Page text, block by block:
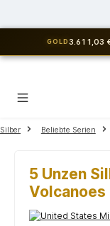
GOLD 3.611,03
Silber Beliebte Serien
5 Unzen
Volcanoes